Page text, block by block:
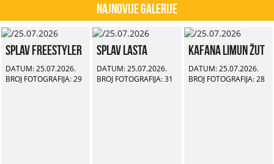
Najnovije Galerije
Splav Freestyler
DATUM: 25.07.2026.
BROJ FOTOGRAFIJA: 29
Splav Lasta
DATUM: 25.07.2026.
BROJ FOTOGRAFIJA: 31
Kafana Limun Žut
DATUM: 25.07.2026.
BROJ FOTOGRAFIJA: 28